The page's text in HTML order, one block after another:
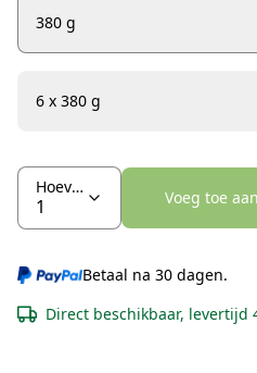
380 g
6 x 380 g
Hoeveelheid
Voeg toe
Betaal na 30 dagen.
Direct beschikbaar, levertijd